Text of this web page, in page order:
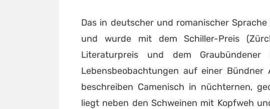
Das in deutscher und romanischer
und wurde mit dem Schiller-Preis
Literaturpreis und dem Graubündener
Lebensbeobachtungen auf einer
beschreiben Camenisch in nüchternen,
liegt neben den Schweinen mit Kopfweh